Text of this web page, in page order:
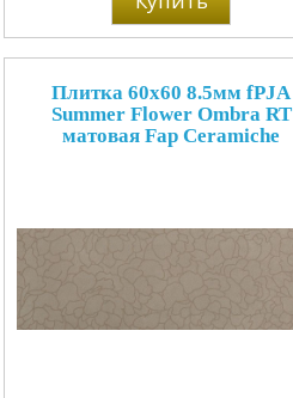
Плитка 60x60 8.5мм fPJA
Summer Flower Ombra RT
матовая Fap Ceramiche